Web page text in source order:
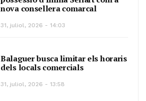
nova consellera comarcal
31, juliol, 2026 - 14:03
Balaguer busca limitar els horaris
dels locals comercials
31, juliol, 2026 - 13:58